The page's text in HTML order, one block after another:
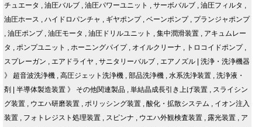
チュエータ , 油圧バルブ , 油圧パワーユニット , サーボバルブ , 油圧フィルタ ,
油圧ホース , ハイドロパンチャ , ギヤポンプ, ベーンポンプ, プランジャポンプ
, 油圧ポンプ, 油圧モータ , 油圧ドリルユニット , 集中潤滑装置 , アキュムレー
タ , ポンプユニット , ホーニングパイプ, オイルクリーナ , トロコイドポンプ,
スプレーガン , エアドライヤ , サニタリーバルブ , エアノズル
洗浄・洗浄機器
》 超音波洗浄機 , 高圧ジェット洗浄機 , 部品洗浄機 , 水系洗浄装置 , 洗浄液・
剤
半導体製造装置 》 その他関連製品 , 単結晶成長引き上げ装置 , スライシン
グ装置 , ウエハ研磨装置 , ポリッシング装置 , 酸化・拡散システム , イオン注入
装置 , フォトレジスト処理装置 , スピンナ , ウエハ外観検査装置 , 露光装置 , ア